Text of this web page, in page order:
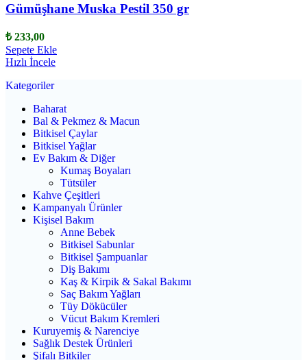
Gümüşhane Muska Pestil 350 gr
₺233,00
Sepete Ekle
Hızlı İncele
Kategoriler
Baharat
Bal & Pekmez & Macun
Bitkisel Çaylar
Bitkisel Yağlar
Ev Bakım & Diğer
Kumaş Boyaları
Tütsüler
Kahve Çeşitleri
Kampanyalı Ürünler
Kişisel Bakım
Anne Bebek
Bitkisel Sabunlar
Bitkisel Şampuanlar
Diş Bakımı
Kaş & Kirpik & Sakal Bakımı
Saç Bakım Yağları
Tüy Dökücüler
Vücut Bakım Kremleri
Kuruyemiş & Narenciye
Sağlık Destek Ürünleri
Şifalı Bitkiler